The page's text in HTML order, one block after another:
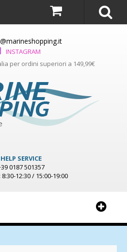
INSTAGRAM
per ordini superiori a 149,99€
HELP SERVICE
0187 501357
12:30 / 15:00-19:00